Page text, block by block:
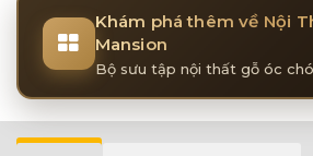
Khám phá thêm về Nội
Mansion
Bộ sưu tập nội thất gỗ óc